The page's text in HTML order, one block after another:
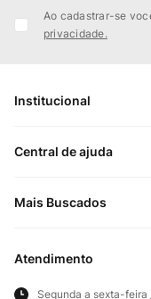
Ao cadastrar-se
privacidade.
Institucional
Sobre Nós
Privacidade e Segurança
Panfletos lojas físicas
Central de ajuda
Minha conta
Acompanhe seu pedido
Mais Buscados
Atendimento
Segunda a sexta-feira